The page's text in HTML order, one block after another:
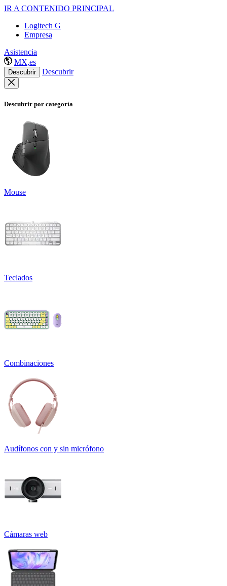
IR A CONTENIDO PRINCIPAL
Logitech G
Empresa
Asistencia
MX,es
Descubrir Descubrir
Descubrir por categoría
Mouse
Teclados
Combinaciones
Audífonos con y sin micrófono
Cámaras web